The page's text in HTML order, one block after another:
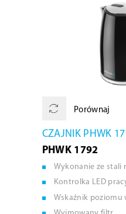
Porównaj
CZAJNIK PHWK
PHWK 1792
Wykonanie ze stali
Kontrolka LED
Wskaźnik poziomu